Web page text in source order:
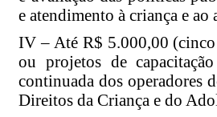
e atendimento à criança e ao
IV – Até R$ 5.000,00
ou projetos de
continuada dos operadores
Direitos da Criança e do